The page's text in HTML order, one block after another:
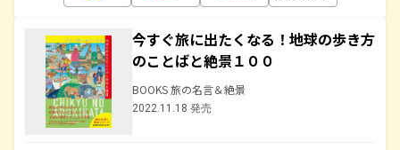
今すぐ旅に出たくなる！地球の歩き方
のことばと絶景１００
BOOKS 旅の名言＆絶景
2022.11.18 発売